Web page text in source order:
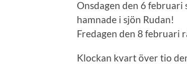
Onsdagen den 6
hamnade i sjön Rudan!
Fredagen den 8 februari
Klockan kvart över tio